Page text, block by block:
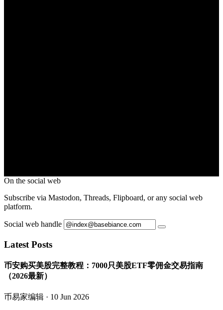
On the social web
Subscribe via Mastodon, Threads, Flipboard, or any social web
platform.
Social web handle
Latest Posts
币安购买美股完整教程：7000只美股ETF零佣金交易指南
（2026最新）
币易家编辑 · 10 Jun 2026